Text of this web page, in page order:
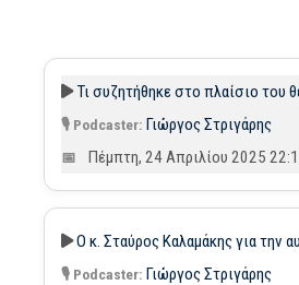
Τι συζητήθηκε στο πλαίσιο του
Γιώργος Στριγάρης
Πέμπτη, 24 Απριλίου 2025
Ο κ. Σταύρος Καλαμάκης για την
Γιώργος Στριγάρης